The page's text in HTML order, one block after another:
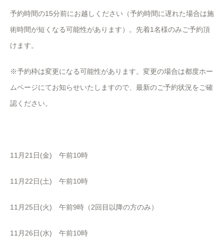
予約時間の15分前にお越しください（予約時間に遅れた場合は施
術時間が短くなる可能性があります）。先着1名様のみご予約頂
けます。
※予約枠は変更になる可能性があります。変更の場合は都度ホー
ムページにてお知らせいたしますので、最新のご予約状況をご確
認ください。
11月21日(金) 午前10時
11月22日(土) 午前10時
11月25日(火) 午前9時（2回目以降の方のみ）
11月26日(水) 午前10時